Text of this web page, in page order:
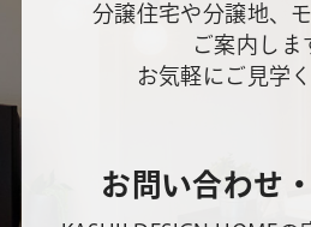
分譲住宅や分譲地、
ご案内しま
お気軽にご見学
お問い合わせ